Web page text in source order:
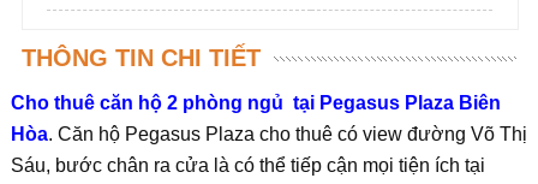
THÔNG TIN CHI TIẾT
Cho thuê căn hộ 2 phòng ngủ tại Pegasus Plaza Biên
Hòa. Căn hộ Pegasus Plaza cho thuê có view đường Võ Thị
Sáu, bước chân ra cửa là có thể tiếp cận mọi tiện ích tại